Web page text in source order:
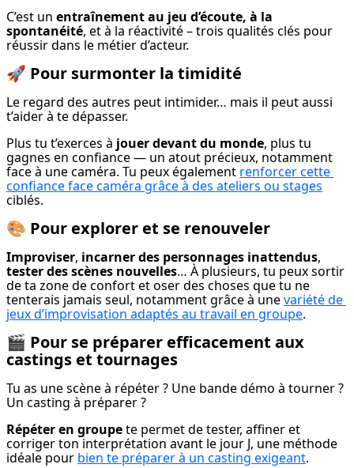
C’est un entraînement au jeu d’écoute, à la
spontanéité, et à la réactivité – trois qualités clés pour
réussir dans le métier d’acteur.
🚀 Pour surmonter la timidité
Le regard des autres peut intimider… mais il peut aussi
t’aider à te dépasser.
Plus tu t’exerces à jouer devant du monde, plus tu
gagnes en confiance — un atout précieux, notamment
face à une caméra. Tu peux également renforcer cette
confiance face caméra grâce à des ateliers ou stages
ciblés.
🎨 Pour explorer et se renouveler
Improviser, incarner des personnages inattendus
tester des scènes nouvelles… À plusieurs, tu peux sortir
de ta zone de confort et oser des choses que tu ne
tenterais jamais seul, notamment grâce à une variété de
jeux d’improvisation adaptés au travail en groupe.
🎬 Pour se préparer efficacement aux
castings et tournages
Tu as une scène à répéter ? Une bande démo à tourner ?
Un casting à préparer ?
Répéter en groupe te permet de tester, affiner et
corriger ton interprétation avant le jour J, une méthode
idéale pour bien te préparer à un casting exigeant.